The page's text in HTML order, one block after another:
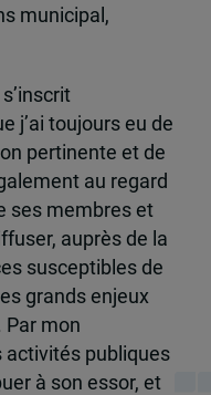
municipal,
j’ai toujours eu de
pertinente et de
au regard
ses membres et
auprès de la
susceptibles de
grands enjeux
Par mon
activités publiques
à son essor, et